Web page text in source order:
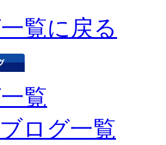
覧に戻る
覧
ログ一覧